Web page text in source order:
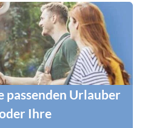
passenden Urlauber
Ihre